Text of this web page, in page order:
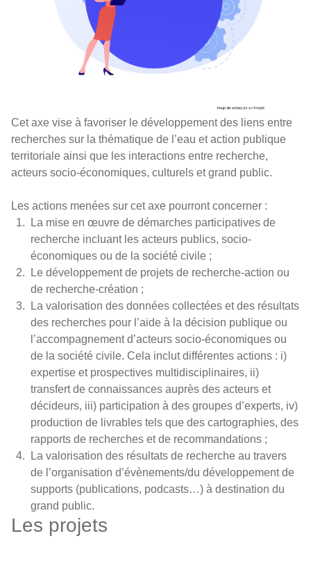
Cet axe vise à favoriser le développement des liens entre
recherches sur la thématique de l’eau et action publique
territoriale ainsi que les interactions entre recherche,
acteurs socio-économiques, culturels et grand public.
Les actions menées sur cet axe pourront concerner :
La mise en œuvre de démarches participatives de
recherche incluant les acteurs publics, socio-
économiques ou de la société civile ;
Le développement de projets de recherche-action ou
de recherche-création ;
La valorisation des données collectées et des résultats
des recherches pour l’aide à la décision publique ou
l’accompagnement d’acteurs socio-économiques ou
de la société civile. Cela inclut différentes actions : i)
expertise et prospectives multidisciplinaires, ii)
transfert de connaissances auprès des acteurs et
décideurs, iii) participation à des groupes d’experts, iv)
production de livrables tels que des cartographies, des
rapports de recherches et de recommandations ;
La valorisation des résultats de recherche au travers
de l’organisation d’évènements/du développement de
supports (publications, podcasts…) à destination du
grand public.
Les projets